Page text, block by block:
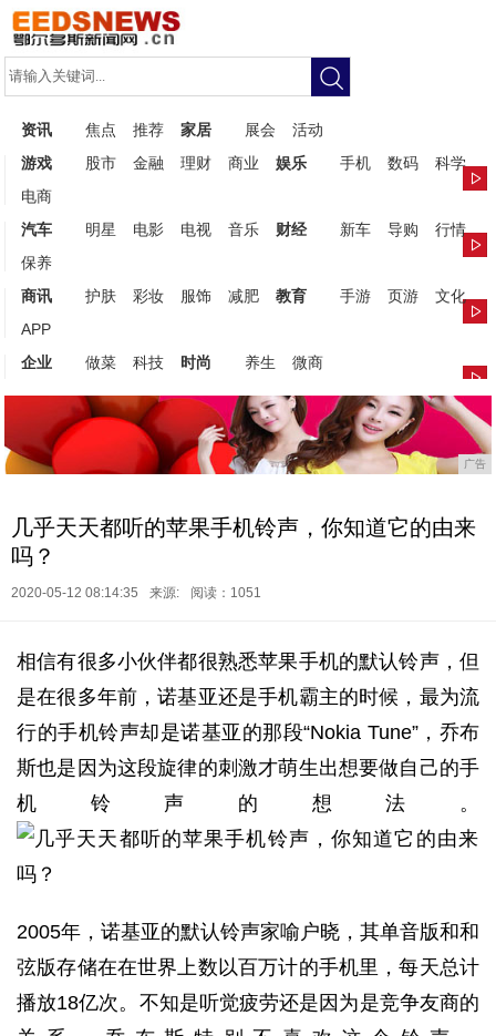
资讯 焦点 推荐 家居 展会
活动
游戏
股市 金融 理财 商业 娱乐 手机 数码
科学
电商
汽车
明星 电影 电视 音乐 财经 新车 导购
行情
保养
商讯
护肤 彩妆 服饰 减肥 教育 手游 页游
文化
APP
企业
做菜 科技 时尚 养生 微商
广告
几乎天天都听的苹果手机铃声，你知道它的由来
吗？
2020-05-12 08:14:35 来源: 阅读：1051
相信有很多小伙伴都很熟悉苹果手机的默认铃声，但
是在很多年前，诺基亚还是手机霸主的时候，最为流
行的手机铃声却是诺基亚的那段“Nokia Tune”，乔布
斯也是因为这段旋律的刺激才萌生出想要做自己的手
机铃声的想法。
2005年，诺基亚的默认铃声家喻户晓，其单音版和和
弦版存储在在世界上数以百万计的手机里，每天总计
播放18亿次。不知是听觉疲劳还是因为是竞争友商的